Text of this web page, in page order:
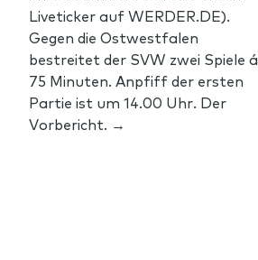
Liveticker auf WERDER.DE).
Gegen die Ostwestfalen
bestreitet der SVW zwei Spiele á
75 Minuten. Anpfiff der ersten
Partie ist um 14.00 Uhr. Der
Vorbericht. →